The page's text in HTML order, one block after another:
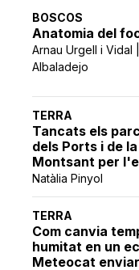
BOSCOS
Anatomia del
Arnau Urgell i Vidal
Albaladejo
TERRA
Tancats els
dels Ports i de
Montsant per
Natàlia Pinyol
TERRA
Com canvia
humitat en un
Meteocat